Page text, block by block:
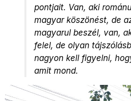
pontjait. Van, aki
magyar köszönést, de
magyarul beszél, van,
felel, de olyan
nagyon kell figyelni,
amit mond.